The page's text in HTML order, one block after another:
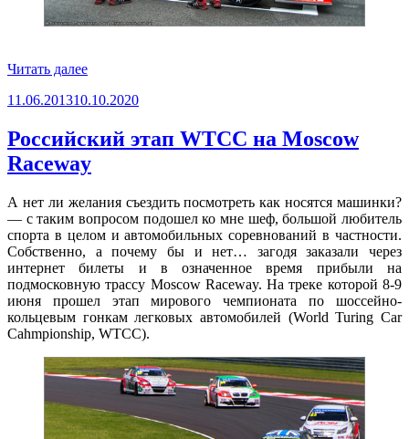
Читать далее«World
by
‘2013»
Опубликовано
11.06.201310.10.2020
Российский этап WTCC на Moscow
Raceway
А нет ли желания съездить посмотреть как носятся машинки?
— с таким вопросом подошел ко мне шеф, большой любитель
спорта в целом и автомобильных соревнований в частности.
Собственно, а почему бы и нет… загодя заказали через
интернет билеты и в означенное время прибыли на
подмосковную трассу Moscow Raceway. На треке которой 8-9
июня прошел этап мирового чемпионата по шоссейно-
кольцевым гонкам легковых автомобилей (World Turing Car
Cahmpionship, WТСС).